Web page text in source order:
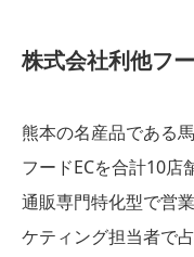
株式会社利他フ
熊本の名産品である
フードECを合計10店
通販専門特化型で営
ケティング担当者で